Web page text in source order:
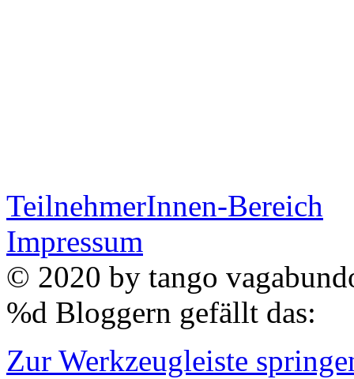
TeilnehmerInnen-Bereich
Impressum
© 2020 by tango
%d Bloggern gefällt das:
Zur Werkzeugleiste